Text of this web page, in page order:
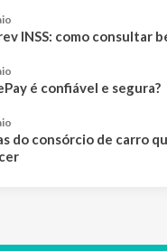
INSS: como consultar
é confiável e segura?
do consórcio de carro